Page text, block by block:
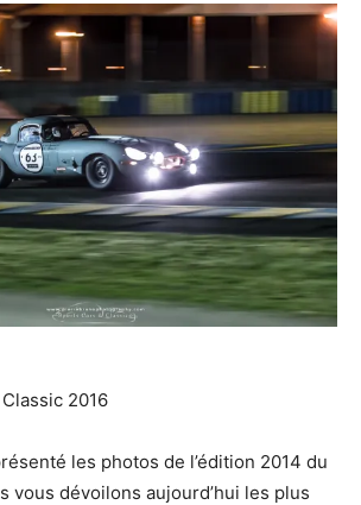
2016
les photos de l’édition 2014 du
vous dévoilons aujourd’hui les plus